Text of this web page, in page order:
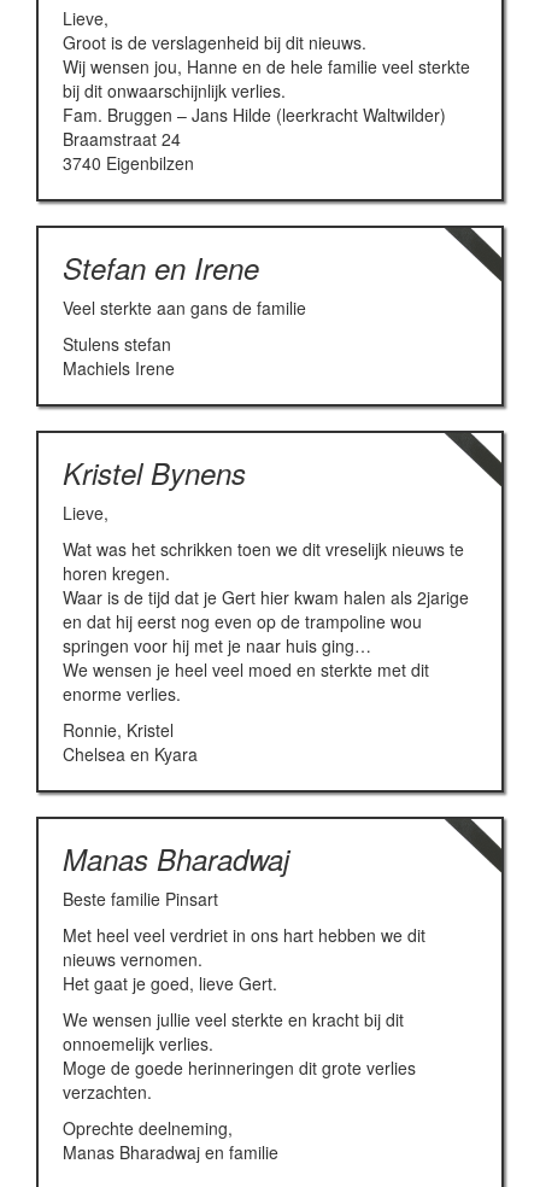
Lieve,
Groot is de verslagenheid bij dit nieuws.
Wij wensen jou, Hanne en de hele familie veel sterkte
bij dit onwaarschijnlijk verlies.
Fam. Bruggen – Jans Hilde (leerkracht Waltwilder)
Braamstraat 24
3740 Eigenbilzen
Stefan en Irene
Veel sterkte aan gans de familie
Stulens stefan
Machiels Irene
Kristel Bynens
Lieve,
Wat was het schrikken toen we dit vreselijk nieuws te
horen kregen.
Waar is de tijd dat je Gert hier kwam halen als 2jarige
en dat hij eerst nog even op de trampoline wou
springen voor hij met je naar huis ging…
We wensen je heel veel moed en sterkte met dit
enorme verlies.
Ronnie, Kristel
Chelsea en Kyara
Manas Bharadwaj
Beste familie Pinsart
Met heel veel verdriet in ons hart hebben we dit
nieuws vernomen.
Het gaat je goed, lieve Gert.
We wensen jullie veel sterkte en kracht bij dit
onnoemelijk verlies.
Moge de goede herinneringen dit grote verlies
verzachten.
Oprechte deelneming,
Manas Bharadwaj en familie